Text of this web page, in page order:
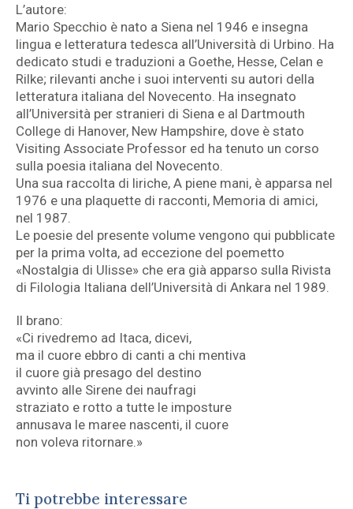
L’autore:
Mario Specchio è nato a Siena nel 1946 e insegna
lingua e letteratura tedesca all’Università di Urbino. Ha
dedicato studi e traduzioni a Goethe, Hesse, Celan e
Rilke; rilevanti anche i suoi interventi su autori della
letteratura italiana del Novecento. Ha insegnato
all’Università per stranieri di Siena e al Dartmouth
College di Hanover, New Hampshire, dove è stato
Visiting Associate Professor ed ha tenuto un corso
sulla poesia italiana del Novecento.
Una sua raccolta di liriche, A piene mani, è apparsa nel
1976 e una plaquette di racconti, Memoria di amici,
nel 1987.
Le poesie del presente volume vengono qui pubblicate
per la prima volta, ad eccezione del poemetto
«Nostalgia di Ulisse» che era già apparso sulla Rivista
di Filologia Italiana dell’Università di Ankara nel 1989.
Il brano:
«Ci rivedremo ad Itaca, dicevi,
ma il cuore ebbro di canti a chi mentiva
il cuore già presago del destino
avvinto alle Sirene dei naufragi
straziato e rotto a tutte le imposture
annusava le maree nascenti, il cuore
non voleva ritornare.»
Ti potrebbe interessare